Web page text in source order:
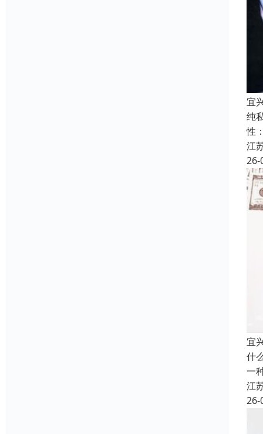
宜
纯
性
江
26-
宜
什
一
江
26-